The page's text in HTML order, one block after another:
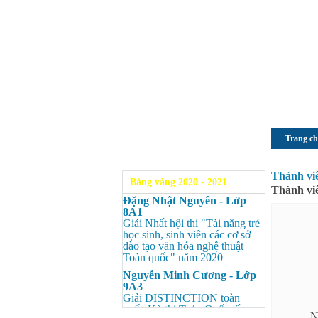
Trang
Bảng vàng 2020 - 2021
Đặng Nhật Nguyên - Lớp
8A1
Giải Nhất hội thi "Tài năng trẻ
học sinh, sinh viên các cơ sở
đào tạo văn hóa nghệ thuật
Toàn quốc" năm 2020
Nguyễn Minh Cương - Lớp
9A3
Giải DISTINCTION toàn
quốc Kỳ thi Toán Quốc tế
Thành
Thành